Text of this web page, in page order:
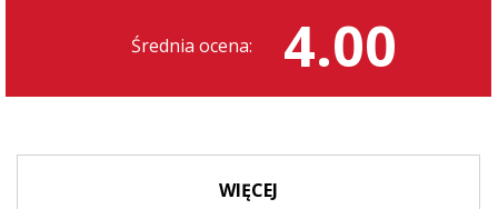
Średnia ocena: 4.00
WIĘCEJ